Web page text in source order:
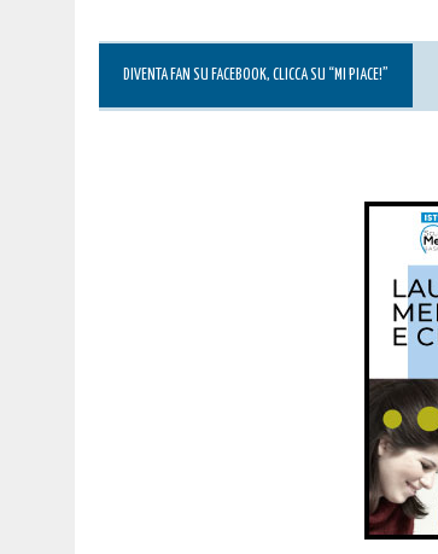
DIVENTA FAN SU FACEBOOK, CLICCA SU “MI PIACE!”